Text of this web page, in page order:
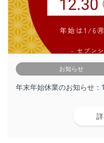
お知らせ
年末年始休業のお知らせ：